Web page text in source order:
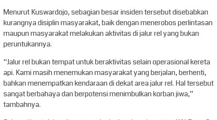
Menurut Kuswardojo, sebagian besar insiden tersebut disebabkan
kurangnya disiplin masyarakat, baik dengan menerobos perlintasan
maupun masyarakat melakukan aktivitas di jalur rel yang bukan
peruntukannya.
“Jalur rel bukan tempat untuk beraktivitas selain operasional kereta
api. Kami masih menemukan masyarakat yang berjalan, berhenti,
bahkan menempatkan kendaraan di dekat area jalur rel. Hal tersebut
sangat berbahaya dan berpotensi menimbulkan korban jiwa,”
tambahnya.